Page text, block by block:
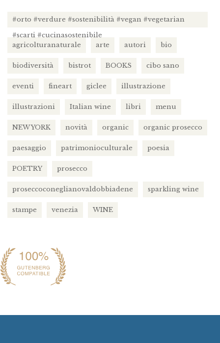
#orto #verdure #sostenibilità #vegan #vegetarian
#scarti #cucinasostenibile
agricolturanaturale
arte autori bio
biodiversità bistrot BOOKS cibo sano
eventi fineart giclee illustrazione
illustrazioni Italian wine libri menu
NEW YORK novità organic organic prosecco
paesaggio patrimonioculturale poesia
POETRY prosecco
proseccoconeglianovaldobbiadene sparkling wine
stampe venezia WINE